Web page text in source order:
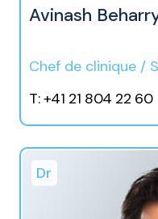
Avinash
Chef de clinique /
T: +41 21 804 22 60
Dr